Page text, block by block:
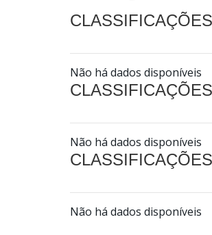
Não há dados disponíveis
Não há dados disponíveis
Não há dados disponíveis